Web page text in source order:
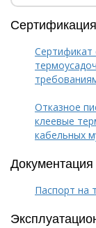
Сертификация
Сертификат
Отказное
клеевые
кабельных
Документация
Паспорт на